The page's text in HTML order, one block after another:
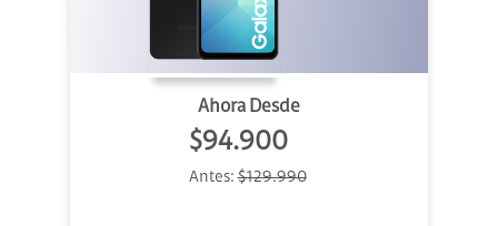
Ahora Desde
$94.900
Antes:$129.990